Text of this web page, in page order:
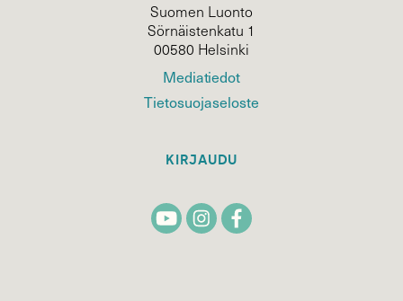
Suomen Luonto
Sörnäistenkatu 1
00580 Helsinki
Mediatiedot
Tietosuojaseloste
KIRJAUDU